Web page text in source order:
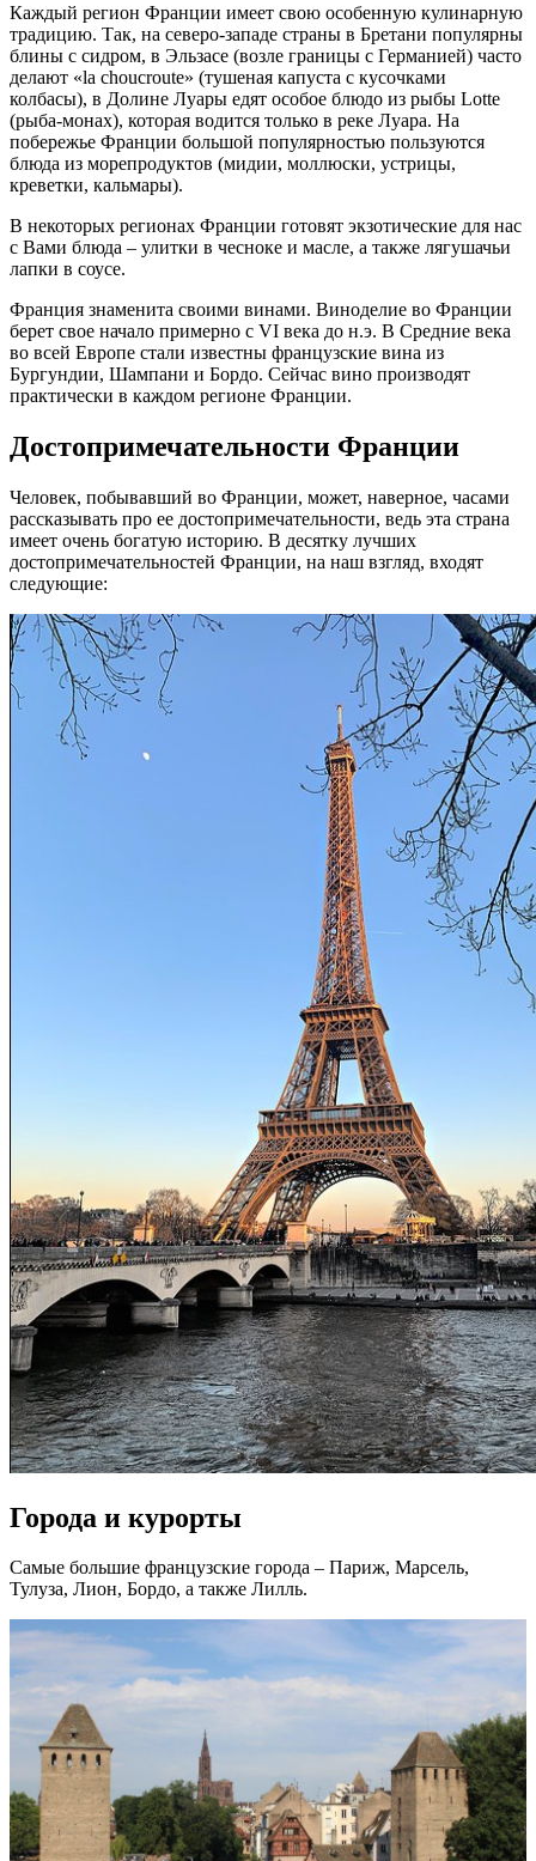
Каждый регион Франции имеет свою особенную кулинарную
традицию. Так, на северо-западе страны в Бретани популярны
блины с сидром, в Эльзасе (возле границы с Германией) часто
делают «la choucroute» (тушеная капуста с кусочками
колбасы), в Долине Луары едят особое блюдо из рыбы Lotte
(рыба-монах), которая водится только в реке Луара. На
побережье Франции большой популярностью пользуются
блюда из морепродуктов (мидии, моллюски, устрицы,
креветки, кальмары).
В некоторых регионах Франции готовят экзотические для нас
с Вами блюда – улитки в чесноке и масле, а также лягушачьи
лапки в соусе.
Франция знаменита своими винами. Виноделие во Франции
берет свое начало примерно с VI века до н.э. В Средние века
во всей Европе стали известны французские вина из
Бургундии, Шампани и Бордо. Сейчас вино производят
практически в каждом регионе Франции.
Достопримечательности Франции
Человек, побывавший во Франции, может, наверное, часами
рассказывать про ее достопримечательности, ведь эта страна
имеет очень богатую историю. В десятку лучших
достопримечательностей Франции, на наш взгляд, входят
следующие:
Города и курорты
Самые большие французские города – Париж, Марсель,
Тулуза, Лион, Бордо, а также Лилль.